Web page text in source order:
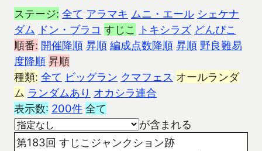
ステージ: 全て アラマキ ムニ・エール シェケナ
ダム ドン・ブラコ すじこ トキシラズ どんぴこ
順番: 開催降順 昇順 編成点数降順 昇順 野良難易
度降順 昇順
種類: 全て ビッグラン クマフェス オールランダ
ム ランダムあり オカシラ連合
表示数: 200件 全て
が含まれる
第183回 すじこジャンクション跡